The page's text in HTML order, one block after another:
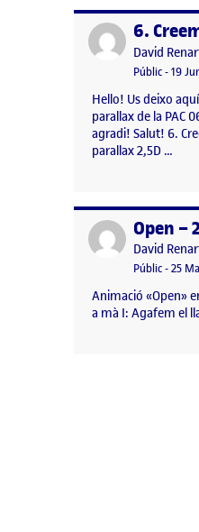
Publicat per
Publicat per
David
Visibilitat:
Públic-Data
19
Hello! Us deixo
parallax de la PAC
agradi! Salut! 6.
parallax 2,5D …
Publicat per
Publicat per
David
Visibilitat:
Públic-Data
25
Animació «Open»
a mà I: Agafem el